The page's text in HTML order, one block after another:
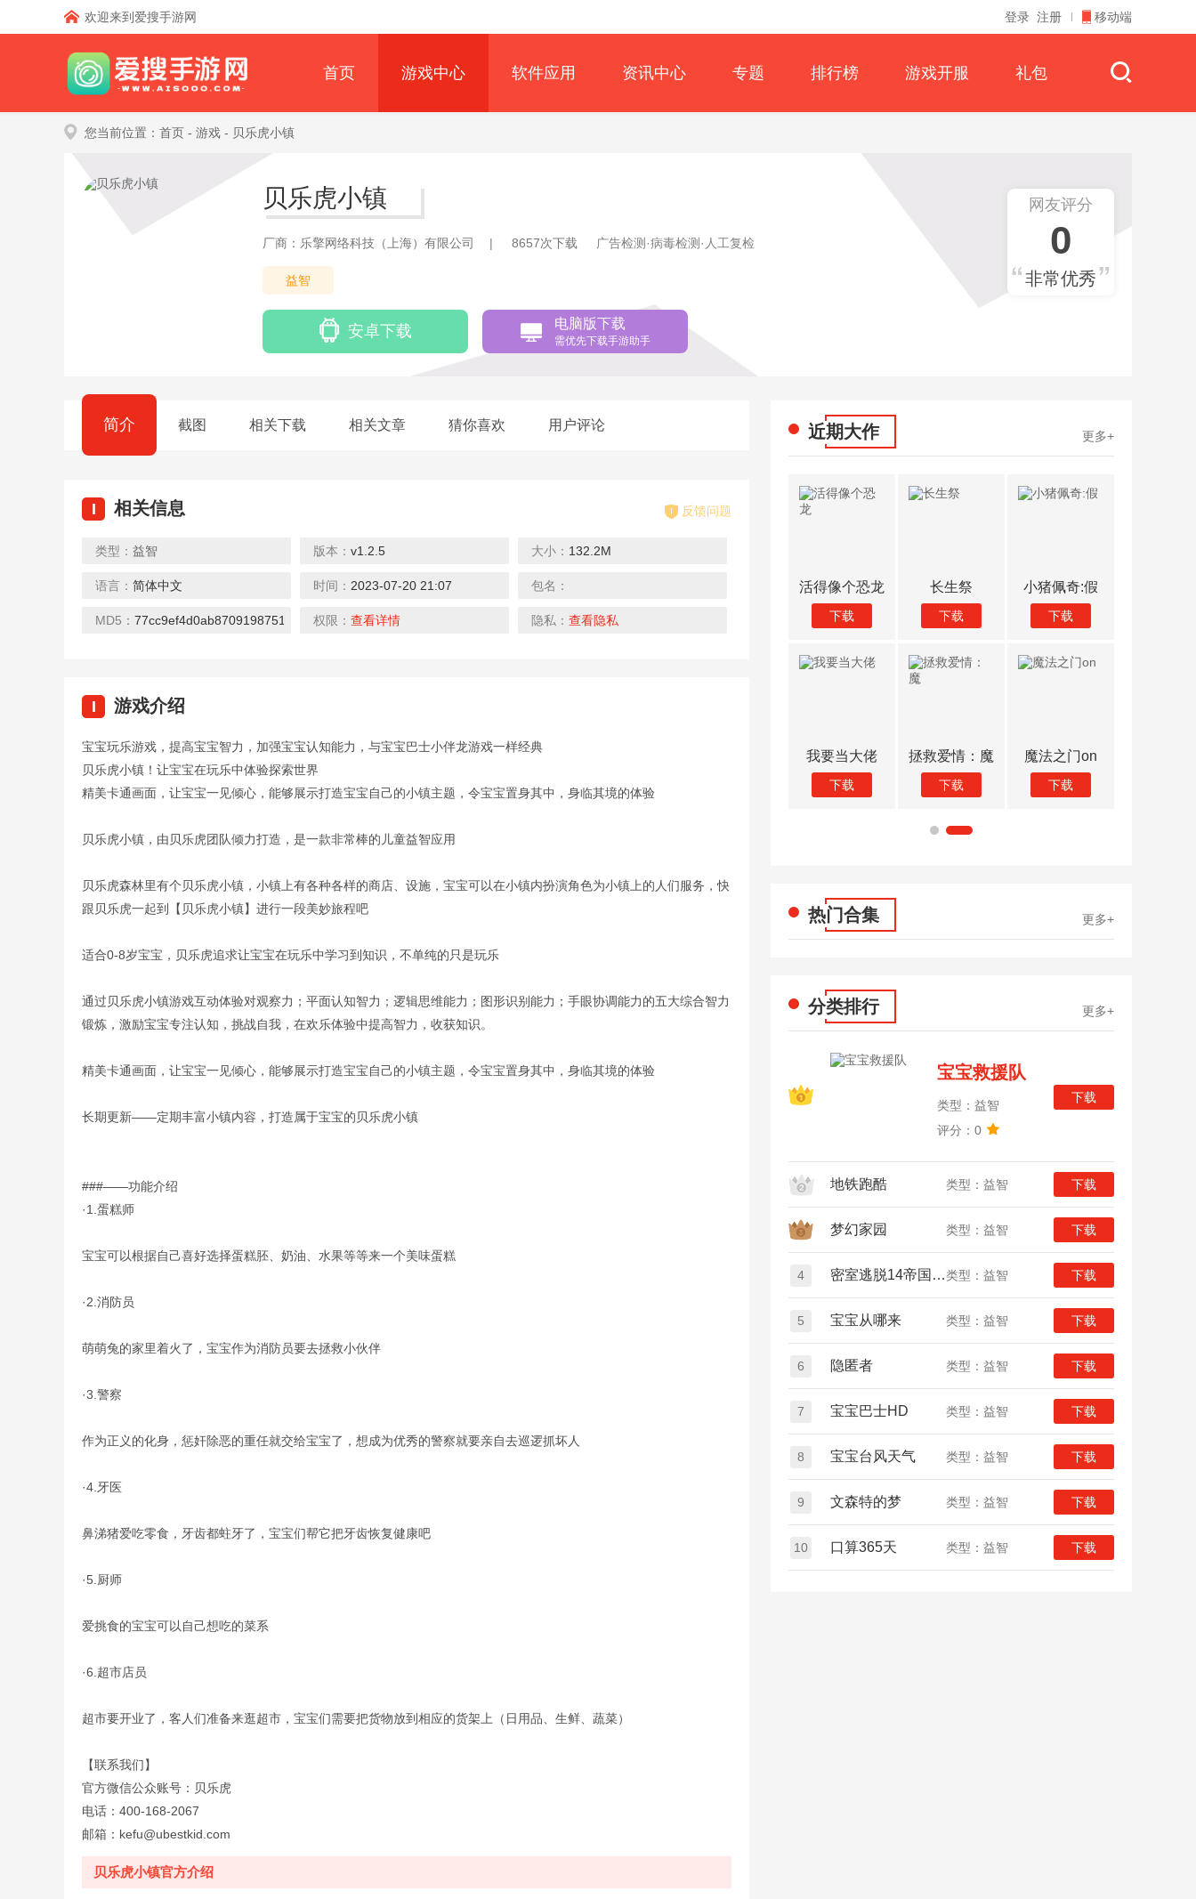
欢迎来到爱搜手游网 登录 注册 移动端
首页 游戏中心 软件应用 资讯中心 专题 排行榜 游戏开服 礼包
您当前位置： 首页 - 游戏 - 贝乐虎小镇
贝乐虎小镇
厂商：乐擎网络科技（上海）有限公司 | 8657次下载 广告检测·病毒检测·人工复检
益智
安卓下载 电脑版下载
需优先下载手游助手
网友评分
0
非常优秀
简介 截图 相关下载 相关文章 猜你喜欢 用户评论
I 相关信息 反馈问题
类型： 益智 版本： v1.2.5 大小： 132.2M
语言： 简体中文 时间： 2023-07-20 21:07 包名：
MD5： 77cc9ef4d0ab8709198751b8e2706fcc
权限： 查看详情 隐私： 查看隐私
I 游戏介绍
宝宝玩乐游戏，提高宝宝智力，加强宝宝认知能力，与宝宝巴士小伴龙游戏一样经典
贝乐虎小镇！让宝宝在玩乐中体验探索世界
精美卡通画面，让宝宝一见倾心，能够展示打造宝宝自己的小镇主题，令宝宝置身其中，身临其境的体验
贝乐虎小镇，由贝乐虎团队倾力打造，是一款非常棒的儿童益智应用
贝乐虎森林里有个贝乐虎小镇，小镇上有各种各样的商店、设施，宝宝可以在小镇内扮演角色为小镇上的人们服务，快
跟贝乐虎一起到【贝乐虎小镇】进行一段美妙旅程吧
适合0-8岁宝宝，贝乐虎追求让宝宝在玩乐中学习到知识，不单纯的只是玩乐
通过贝乐虎小镇游戏互动体验对观察力；平面认知智力；逻辑思维能力；图形识别能力；手眼协调能力的五大综合智力
锻炼，激励宝宝专注认知，挑战自我，在欢乐体验中提高智力，收获知识。
精美卡通画面，让宝宝一见倾心，能够展示打造宝宝自己的小镇主题，令宝宝置身其中，身临其境的体验
长期更新——定期丰富小镇内容，打造属于宝宝的贝乐虎小镇
###——功能介绍
·1.蛋糕师
宝宝可以根据自己喜好选择蛋糕胚、奶油、水果等等来一个美味蛋糕
·2.消防员
萌萌兔的家里着火了，宝宝作为消防员要去拯救小伙伴
·3.警察
作为正义的化身，惩奸除恶的重任就交给宝宝了，想成为优秀的警察就要亲自去巡逻抓坏人
·4.牙医
鼻涕猪爱吃零食，牙齿都蛀牙了，宝宝们帮它把牙齿恢复健康吧
·5.厨师
爱挑食的宝宝可以自己想吃的菜系
·6.超市店员
超市要开业了，客人们准备来逛超市，宝宝们需要把货物放到相应的货架上（日用品、生鲜、蔬菜）
【联系我们】
官方微信公众账号：贝乐虎
电话：400-168-2067
邮箱：kefu@ubestkid.com
贝乐虎小镇官方介绍
近期大作 更多+
活得像个恐龙
下载 下载
小猪佩奇:假
下载
我要当大佬
下载
拯救爱情：魔
下载
魔法之门on
下载
翡翠大师
下载
答题赚赚赚
下载 下载
活得像个恐龙
下载
长生祭
下载
小猪佩奇:假
下载
我要当大佬
下载
拯救爱情：魔
下载
魔法之门on
下载
热门合集 更多+
分类排行 更多+
宝宝救援队
类型：益智
评分：0
下载
地铁跑酷 类型：益智 下载
梦幻家园 类型：益智 下载
4 密室逃脱14帝国崛起类型：益智 下载
5 宝宝从哪来 类型：益智 下载
6 隐匿者 类型：益智 下载
7 宝宝巴士HD 类型：益智 下载
8 宝宝台风天气 类型：益智 下载
9 文森特的梦 类型：益智 下载
10 口算365天 类型：益智 下载